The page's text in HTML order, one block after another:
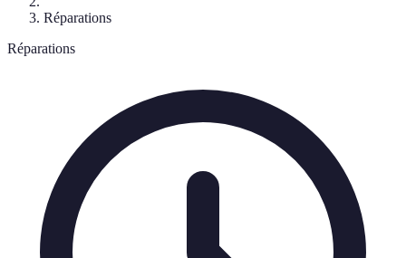
Réparations
Réparations